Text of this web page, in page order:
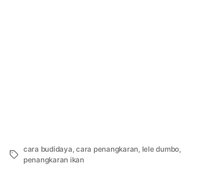
Tags
cara budidaya,cara penangkaran, lele dumbo,
penangkaran ikan